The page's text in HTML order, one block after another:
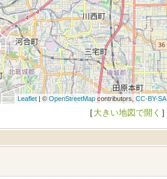
Leaflet| © OpenStreetMapcontributors, CC-BY-SA
［大きい地図で開く ］